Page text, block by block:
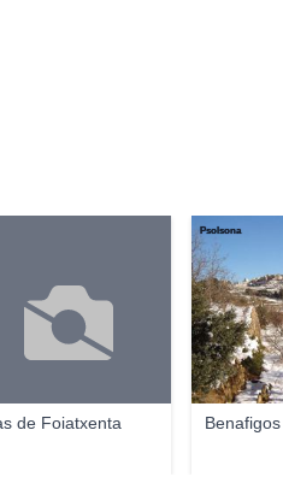
de Foiatxenta Benafigos
Psolsona